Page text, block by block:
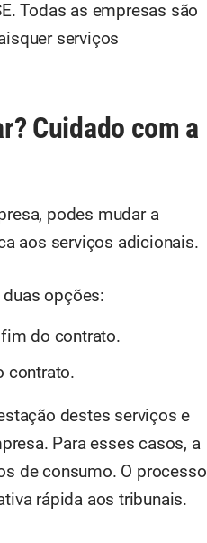
Todas as empresas são
serviços
Cuidado com a
podes mudar a
aos serviços adicionais.
opções:
do contrato.
contrato.
destes serviços e
Para esses casos, a
de consumo. O processo
rápida aos tribunais.